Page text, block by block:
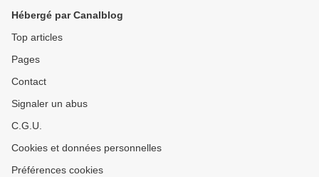
Hébergé par Canalblog
Top articles
Pages
Contact
Signaler un abus
C.G.U.
Cookies et données personnelles
Préférences cookies